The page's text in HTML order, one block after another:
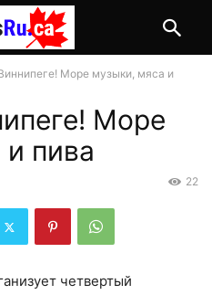
Море музыки, мяса и
Море
пива
22
четвертый